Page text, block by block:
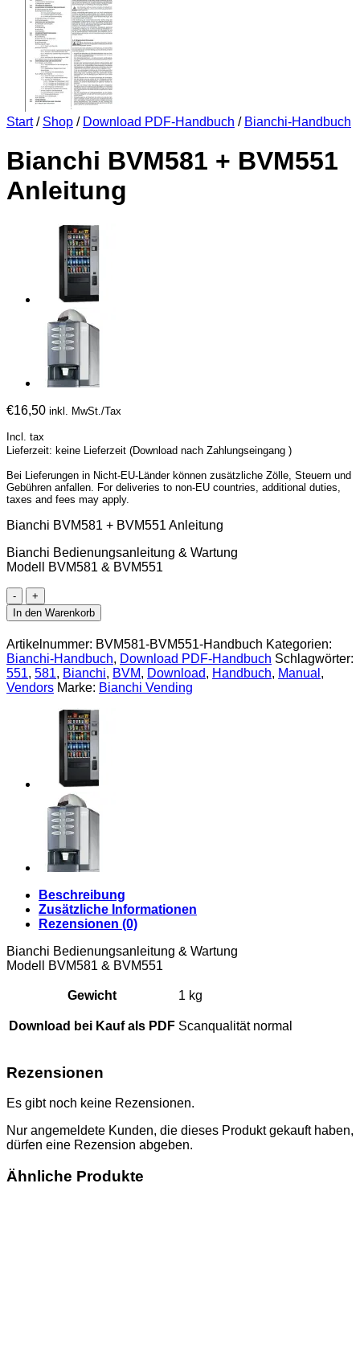
Start / Shop / Download PDF-Handbuch / Bianchi-Handbuch
Bianchi BVM581 + BVM551
Anleitung
€16,50 inkl. MwSt./Tax
Incl. tax
Lieferzeit: keine Lieferzeit (Download nach Zahlungseingang )
Bei Lieferungen in Nicht-EU-Länder können zusätzliche Zölle, Steuern und
Gebühren anfallen. For deliveries to non-EU countries, additional duties,
taxes and fees may apply.
Bianchi BVM581 + BVM551 Anleitung
Bianchi Bedienungsanleitung & Wartung
Modell BVM581 & BVM551
Bianchi
BVM581
+
BVM551
Anleitung
[Digital]
Menge
In den Warenkorb
Artikelnummer: BVM581-BVM551-Handbuch Kategorien:
Bianchi-Handbuch, Download PDF-Handbuch Schlagwörter:
551, 581, Bianchi, BVM, Download, Handbuch, Manual ,
Vendors Marke: Bianchi Vending
Beschreibung
Zusätzliche Informationen
Rezensionen (0)
Bianchi Bedienungsanleitung & Wartung
Modell BVM581 & BVM551
Gewicht 1 kg
Download bei Kauf als PDF Scanqualität normal
Rezensionen
Es gibt noch keine Rezensionen.
Nur angemeldete Kunden, die dieses Produkt gekauft haben,
dürfen eine Rezension abgeben.
Ähnliche Produkte